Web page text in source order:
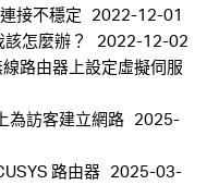
接不穩定 2022-12-01
怎麼辦？
2022-12-02
路由器上設定虛擬伺服
為訪客建立網路 2025-
路由器 2025-03-